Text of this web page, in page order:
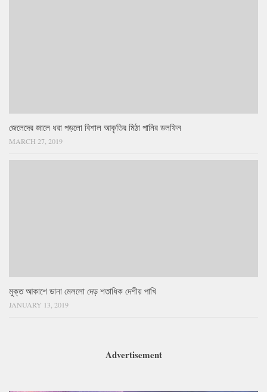
জেলেদের জালে ধরা পড়লো বিশাল আকৃতির মিঠা পানির ডলফিন
MARCH 27, 2019
মুক্ত আকাশে ডানা মেললো দেড় শতাধিক দেশীয় পাখি
JANUARY 13, 2019
Advertisement